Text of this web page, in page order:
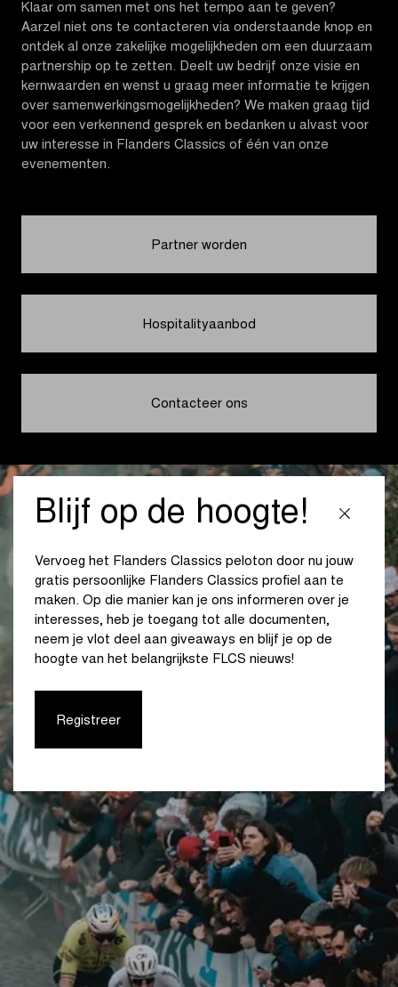
Klaar om samen met ons het tempo aan te geven?
Aarzel niet ons te contacteren via onderstaande knop en
ontdek al onze zakelijke mogelijkheden om een duurzaam
partnership op te zetten. Deelt uw bedrijf onze visie en
kernwaarden en wenst u graag meer informatie te krijgen
over samenwerkingsmogelijkheden? We maken graag tijd
voor een verkennend gesprek en bedanken u alvast voor
uw interesse in Flanders Classics of één van onze
evenementen.
Partner worden
Hospitalityaanbod
Contacteer ons
Blijf op de hoogte!
Vervoeg het Flanders Classics peloton door nu jouw
gratis persoonlijke Flanders Classics profiel aan te
maken. Op die manier kan je ons informeren over je
interesses, heb je toegang tot alle documenten,
neem je vlot deel aan giveaways en blijf je op de
hoogte van het belangrijkste FLCS nieuws!
Registreer